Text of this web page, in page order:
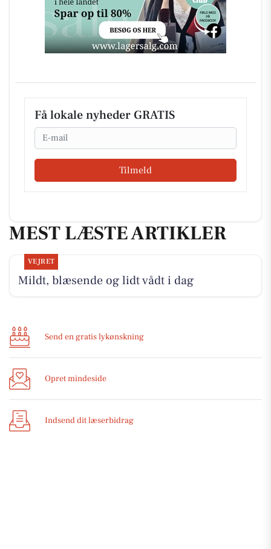
Få lokale nyheder GRATIS
Email
Tilmeld
MEST LÆSTE ARTIKLER
VEJRET
Mildt, blæsende og lidt vådt i dag
Send en gratis lykønskning
Opret mindeside
Indsend dit læserbidrag